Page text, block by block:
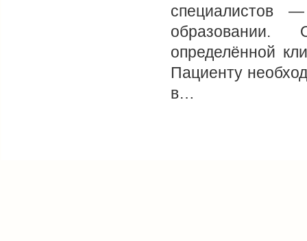
специалистов
образовании.
определённой
Пациенту
в…